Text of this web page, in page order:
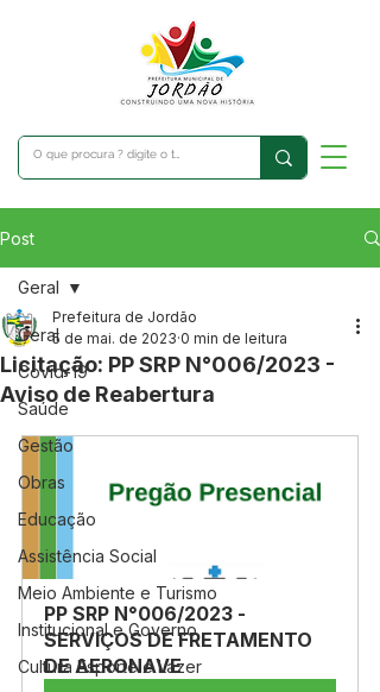
Post
Geral
Covid-19
Saúde
Gestão
Obras
Educação
Assistência Social
Meio Ambiente e Turismo
Institucional e Governo
Cultura Esporte e Lazer
Geral
Licitação: PP SRP N°006/2023 -
Aviso de Reabertura
Prefeitura de Jordão
5 de mai. de 2023 0 min de leitura
PP SRP N°006/2023 -
SERVIÇOS DE FRETAMENTO
DE AERONAVE